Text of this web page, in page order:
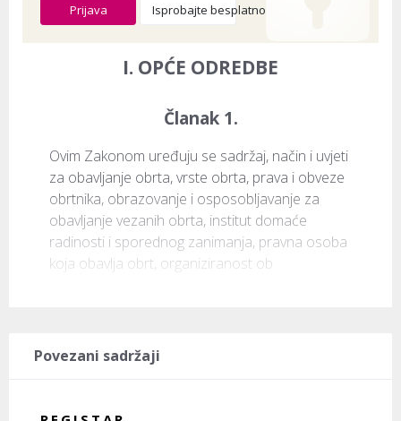
Prijava Isprobajte besplatno
I. OPĆE ODREDBE
Članak 1.
Ovim Zakonom uređuju se sadržaj, način i uvjeti
za obavljanje obrta, vrste obrta, prava i obveze
obrtnika, obrazovanje i osposobljavanje za
obavljanje vezanih obrta, institut domaće
radinosti i sporednog zanimanja, pravna osoba
koja obavlja obrt, organiziranost ob
Povezani sadržaji